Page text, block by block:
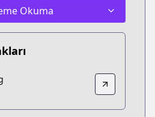
Okuma
title/274a8e39-71a8-4bd2-